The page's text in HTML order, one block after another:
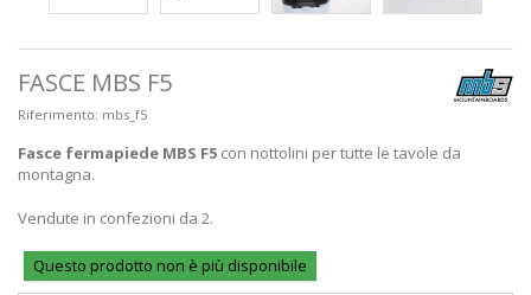
FASCE MBS F5
Riferimento: mbs_f5
Fasce fermapiede MBS F5 con nottolini per tutte le tavole da
montagna.
Vendute in confezioni da 2.
Questo prodotto non è più disponibile